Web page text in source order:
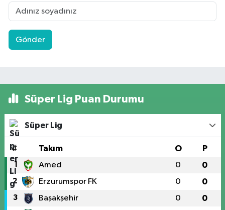
Gönder
Süper Lig Puan Durumu
Süper Lig
# Takım O P
1 Amed 0 0
2 Erzurumspor FK 0 0
3 Başakşehir 0 0